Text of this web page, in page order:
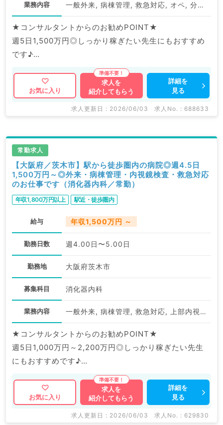
業務内容 一般外来, 病棟管理, 救急対応, オペ, 分娩, その他
★コンサルタントからのお勧めPOINT★
週5日1,500万円◎しっかり稼ぎたい先生にもおすすめ
です♪
最寄り駅より徒歩圏内！通勤も便利です。
マイナビDOCTORでは病院やクリニックなどの医療機
関求人はもちろんのこと、
ます。
求人内容の詳細等はお気軽にお問合せ下さい。
お気に入り
求人を
紹介してもらう
詳細を
見る
求人更新日 : 2026/06/03 求人No. : 688633
常勤求人
【大阪府／茨木市】駅から徒歩圏内の病院◎週4.5日
1,500万円～◎外来・病棟管理・内視鏡検査・救急対応
のお仕事です（消化器内科／常勤）
年収1,800万円以上 駅近・徒歩圏内
給与 年収1,500万円 ～
勤務日数 週4.00日〜5.00日
勤務地 大阪府茨木市
募集科目 消化器内科
業務内容 一般外来, 病棟管理, 救急対応, 上部内視鏡検査（ＧＦ）, 下部内視鏡検査（ＣＦ）
★コンサルタントからのお勧めPOINT★
週5日1,000万円～2,200万円◎しっかり稼ぎたい先生
にもおすすめです♪
最寄り駅より徒歩圏内！通勤も便利です。
マイナビDOCTORでは病院やクリニックなどの医療機
関求人はもちろんのこと、
お気に入り
求人を
紹介してもらう
詳細を
見る
求人更新日 : 2026/06/03 求人No. : 629830